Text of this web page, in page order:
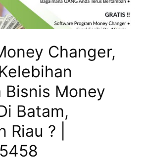
Changer,
Bisnis Money
Batam,
? |